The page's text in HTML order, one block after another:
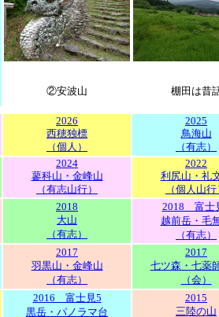
②安波山 棚田は昔
2026
西穂独標
（個人）
2025
鳥海山
（有志）
2024
蓼科山・金峰山
（有志山行）
2022
利尻山・礼
（個人山
2018
大山
（有志）
2018 富士
越前岳・毛
（有志）
2017
羽黒山・金峰山
（有志）
2017
七ツ森・七薬
（会）
2016 富士見5
黒岳・パノラマ台
2015
三陸の山